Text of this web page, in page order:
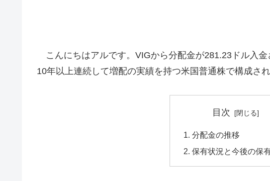
こんにちはアルです。VIGから分配金が281.23ドル入
10年以上連続して増配の実績を持つ米国普通株で構成さ
目次
分配金の推移
保有状況と今後の保